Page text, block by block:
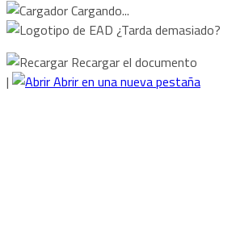
Cargando...
¿Tarda demasiado?
Recargar el documento
|
Abrir en una nueva pestaña